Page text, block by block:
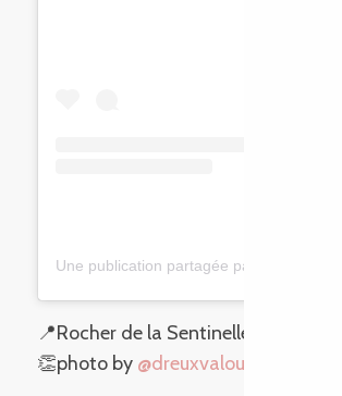
📍Rocher de la Sentinelle, à
👏photo by @dreuxvalou